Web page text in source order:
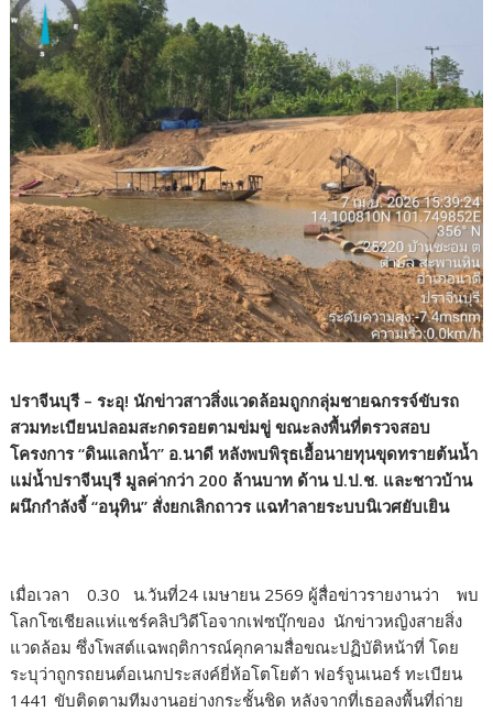
ปราจีนบุรี – ระอุ! นักข่าวสาวสิ่งแวดล้อมถูกกลุ่มชายฉกรรจ์ขับรถ
สวมทะเบียนปลอมสะกดรอยตามข่มขู่ ขณะลงพื้นที่ตรวจสอบ
โครงการ “ดินแลกน้ำ” อ.นาดี หลังพบพิรุธเอื้อนายทุนขุดทรายต้นน้ำ
แม่น้ำปราจีนบุรี มูลค่ากว่า 200 ล้านบาท ด้าน ป.ป.ช. และชาวบ้าน
ผนึกกำลังจี้ “อนุทิน” สั่งยกเลิกถาวร แฉทำลายระบบนิเวศยับเยิน
เมื่อเวลา 0.30 น.วันที่24 เมษายน 2569 ผู้สื่อข่าวรายงานว่า พบ
โลกโซเชียลแห่แชร์คลิปวิดีโอจากเฟซบุ๊กของ นักข่าวหญิงสายสิ่ง
แวดล้อม ซึ่งโพสต์แฉพฤติการณ์คุกคามสื่อขณะปฏิบัติหน้าที่ โดย
ระบุว่าถูกรถยนต์อเนกประสงค์ยี่ห้อโตโยต้า ฟอร์จูนเนอร์ ทะเบียน
1441 ขับติดตามทีมงานอย่างกระชั้นชิด หลังจากที่เธอลงพื้นที่ถ่าย